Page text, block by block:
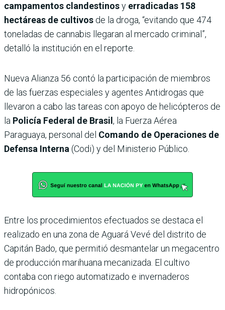
campamentos clandestinosy erradicadas 158
hectáreas de cultivos de la droga, “evitando que 474
toneladas de cannabis llegaran al mercado criminal”,
detalló la institución en el reporte.
Nueva Alianza 56 contó la participación de miembros
de las fuerzas especiales y agentes Antidrogas que
llevaron a cabo las tareas con apoyo de helicópteros de
la Policía Federal de Brasil , la Fuerza Aérea
Paraguaya, personal del Comando de Operaciones de
Defensa Interna(Codi) y del Ministerio Público.
Entre los procedimientos efectuados se destaca el
realizado en una zona de Aguará Vevé del distrito de
Capitán Bado, que permitió desmantelar un megacentro
de producción marihuana mecanizada. El cultivo
contaba con riego automatizado e invernaderos
hidropónicos.